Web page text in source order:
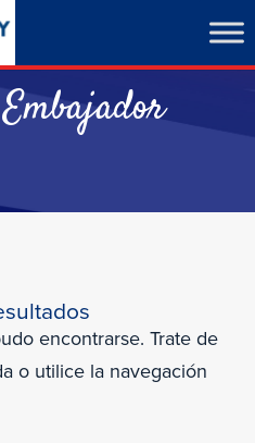
Embajador
encontrarse. Trate de
o utilice la navegación